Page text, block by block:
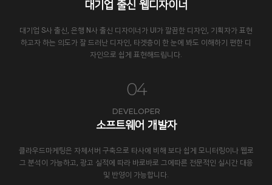
대기업 출신 웹디자이너
대기업 S사 출신, 은행 N사 출신 디자이너가 UI가 깔끔한 디자인, 기획자가 표현
하고자 하는 의도가 잘 드러난 디자인, 타겟층이 한 눈에 봐도 이해하기 편한 디
자인으로 쉽게 표현해드립니다.
04
DEVELOPER
소프트웨어 개발자
클라우드마케팅은 자체서버 구축으로 타사에 비해 보다 쉽게 모니터링이나 웹로
그 분석이 가능하고, 광고 실적에 따라 바로바로 그에따른 전문적인 실시간 대응
및 반영이 가능합니다.